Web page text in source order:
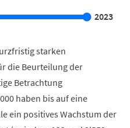
2023
starken
die Beurteilung der
Betrachtung
haben bis auf eine
ein positives Wachstum der